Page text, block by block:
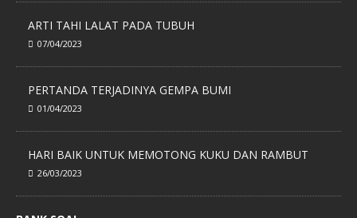
ARTI TAHI LALAT PADA TUBUH
07/04/2023
PERTANDA TERJADINYA GEMPA BUMI
01/04/2023
HARI BAIK UNTUK MEMOTONG KUKU DAN RAMBUT
26/03/2023